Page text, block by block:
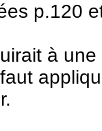
p.120
à